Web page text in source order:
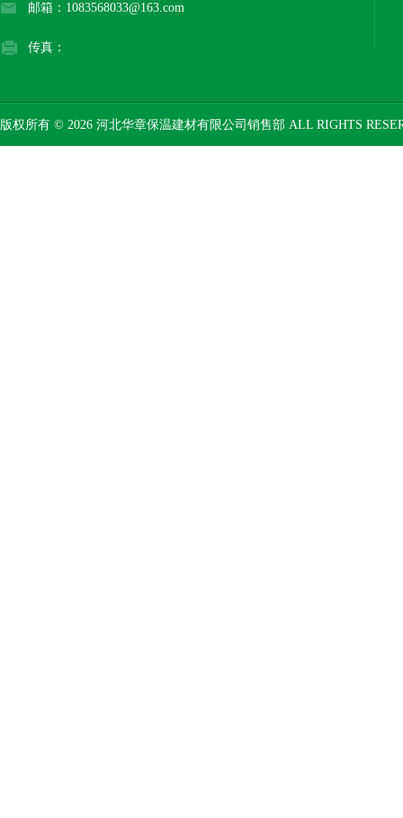
邮箱：1083568033@163.com
传真：
版权所有 © 2026 河北华章保温建材有限公司销售部 ALL RIGHTS